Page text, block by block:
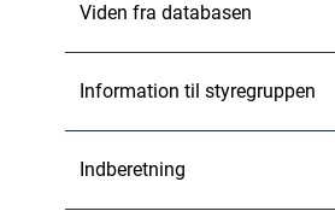
Viden fra databasen
Information til styregruppen
Indberetning